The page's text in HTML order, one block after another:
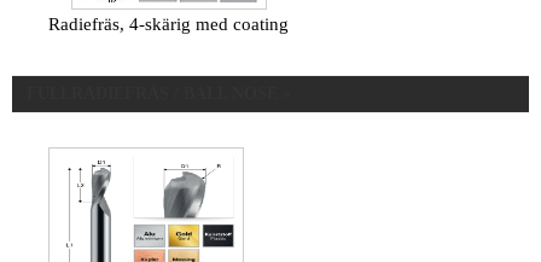
Radiefräs, 4-skärig med coating